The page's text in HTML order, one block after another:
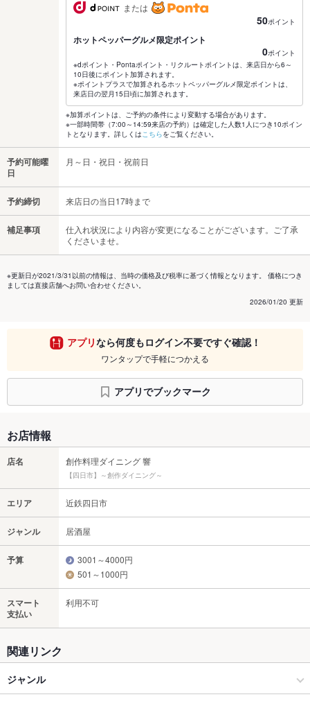
または
50ポイント
ホットペッパーグルメ限定ポイント
0ポイント
※dポイント・Pontaポイント・リクルートポイントは、来店日から6～
10日後にポイント加算されます。
※ポイントプラスで加算されるホットペッパーグルメ限定ポイントは、
来店日の翌月15日頃に加算されます。
※加算ポイントは、ご予約の条件により変動する場合があります。
※一部時間帯（7:00～14:59来店の予約）は確定した人数1人につき10ポイン
トとなります。詳しくはこちらをご覧ください。
予約可能曜
日
月～日・祝日・祝前日
予約締切 来店日の当日17時まで
補足事項
仕入れ状況により内容が変更になることがございます。ご了承
くださいませ。
※更新日が2021/3/31以前の情報は、当時の価格及び税率に基づく情報となります。 価格につき
ましては直接店舗へお問い合わせください。
2026/01/20 更新
アプリなら何度もログイン不要ですぐ確認！
ワンタップで手軽につかえる
アプリでブックマーク
お店情報
店名 創作料理ダイニング 響
【四日市】～創作ダイニング～
エリア 近鉄四日市
ジャンル 居酒屋
予算
3001～4000円
501～1000円
スマート
支払い
利用不可
関連リンク
ジャンル